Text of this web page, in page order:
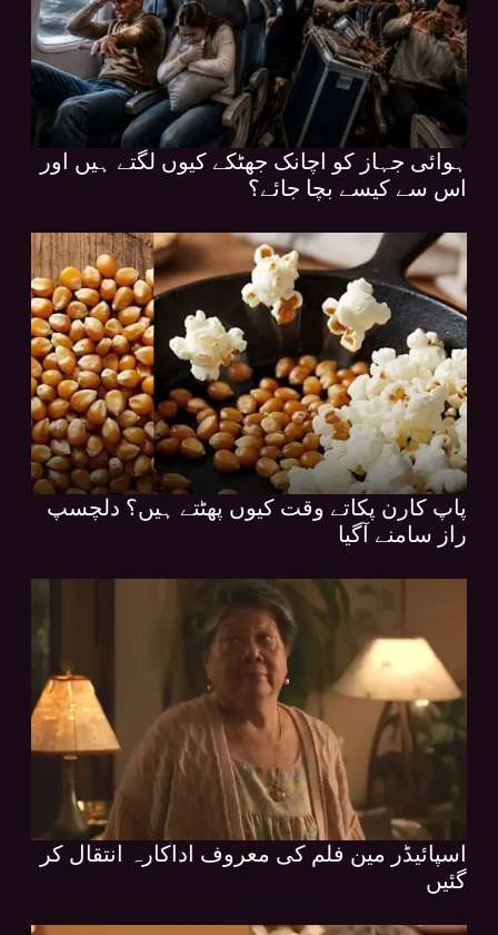
ہوائی جہاز کو اچانک جھٹکے کیوں لگتے ہیں اور
اس سے کیسے بچا جائے؟
پاپ کارن پکاتے وقت کیوں پھٹتے ہیں؟ دلچسپ
راز سامنے آگیا
اسپائیڈر مین فلم کی معروف اداکارہ انتقال کر
گئیں